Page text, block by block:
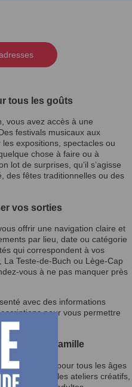
tous les goûts
vous avez accès à une
festivals musicaux aux
expositions, spectacles ou
chose à faire ou à
lot de surprises, qu’il s’agisse
des fêtes traditionnelles ou des
vos sorties
offrir une navigation claire et
par lieu, date ou catégorie
qui correspondent à vos
Teste-de-Buch ou Lège-Cap
vous à ne pas manquer près
avec des informations
pour vous permettre
toute la famille
des activités pour tous les âges
adoreront les ateliers créatifs,